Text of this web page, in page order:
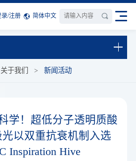
录/注册 简体中文
关于我们 > 新闻活动
学！超低分子透明质酸
以双重抗衰机制入选
Inspiration Hive